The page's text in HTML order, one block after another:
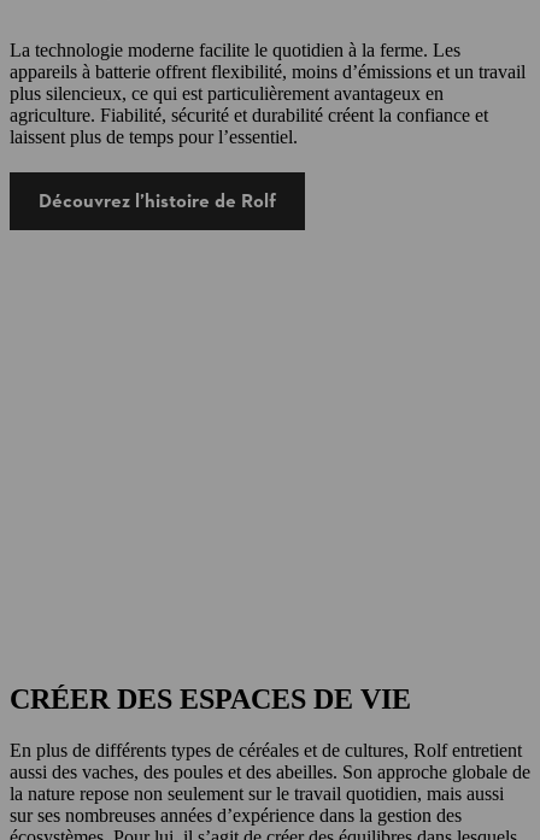
La technologie moderne facilite le quotidien à la ferme. Les
appareils à batterie offrent flexibilité, moins d’émissions et un travail
plus silencieux, ce qui est particulièrement avantageux en
agriculture. Fiabilité, sécurité et durabilité créent la confiance et
laissent plus de temps pour l’essentiel.
Découvrez l’histoire de Rolf
CRÉER DES ESPACES DE VIE
En plus de différents types de céréales et de cultures, Rolf entretient
aussi des vaches, des poules et des abeilles. Son approche globale de
la nature repose non seulement sur le travail quotidien, mais aussi
sur ses nombreuses années d’expérience dans la gestion des